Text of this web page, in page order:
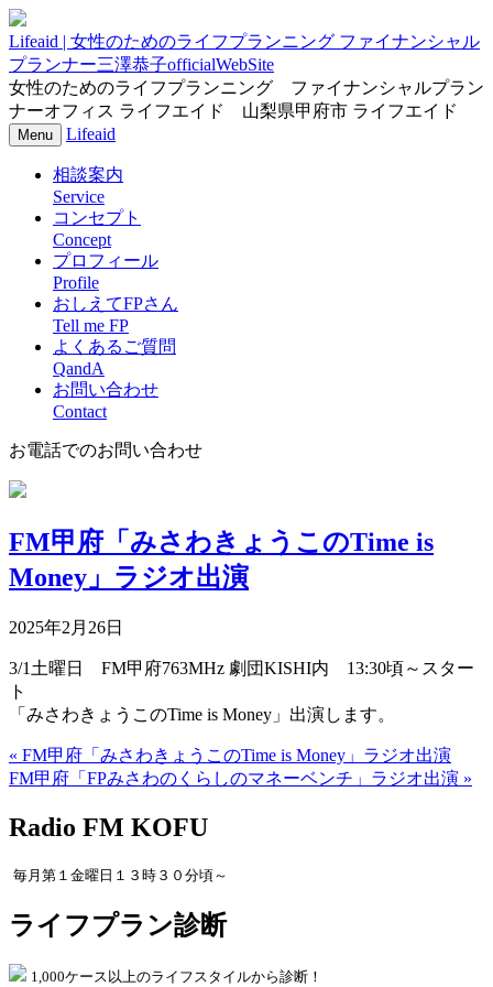
Lifeaid | 女性のためのライフプランニング ファイナンシャル
プランナー三澤恭子officialWebSite
女性のためのライフプランニング ファイナンシャルプラン
ナーオフィス ライフエイド 山梨県甲府市 ライフエイド
ナ
Menu Lifeaid
相談案内
Service
コンセプト
Concept
プロフィール
Profile
おしえてFPさん
Tell me FP
よくあるご質問
QandA
お問い合わせ
Contact
お電話でのお問い合わせ
FM甲府「みさわきょうこのTime is
Money」ラジオ出演
2025年2月26日
3/1土曜日 FM甲府763MHz 劇団KISHI内 13:30頃～スター
ト
「みさわきょうこのTime is Money」出演します。
« FM甲府「みさわきょうこのTime is Money」ラジオ出演
FM甲府「FPみさわのくらしのマネーベンチ」ラジオ出演 »
Radio FM KOFU
毎月第１金曜日１３時３０分頃～
ライフプラン診断
1,000ケース以上のライフスタイルから診断！